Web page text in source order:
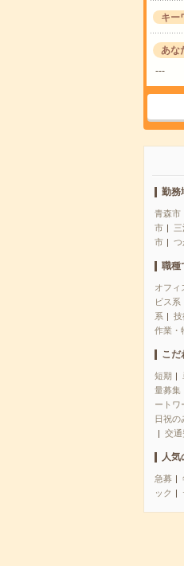
キー
あな
---
勤務
青森市
市
市
つ
職種
オフィ
ビス系
系
技
作業・
こだ
短期
量募集
ートワ
日祝の
交通
人
急募
ック